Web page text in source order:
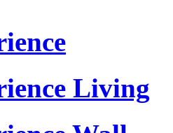
Living